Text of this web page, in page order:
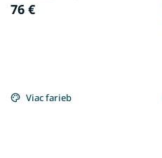
76 €
Viac farieb